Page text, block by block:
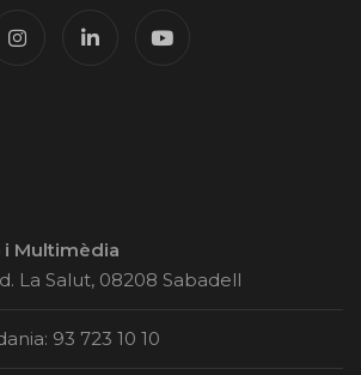
i Multimèdia
La Salut, 08208 Sabadell
93 723 10 10